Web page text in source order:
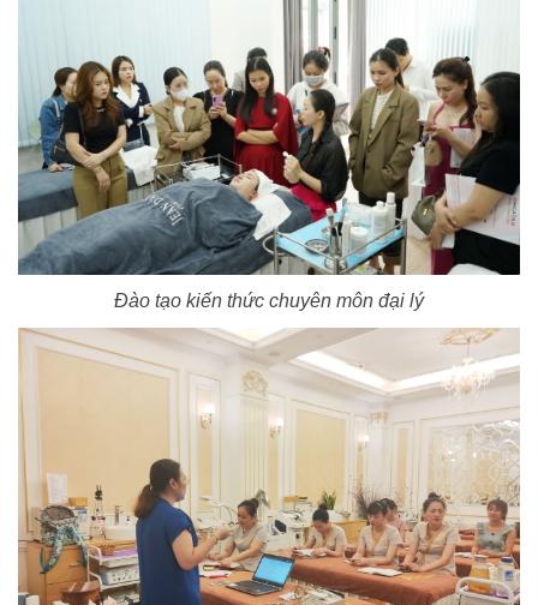
Đào tạo kiến thức chuyên môn đại lý